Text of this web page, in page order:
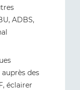
ADBS,
des
éclairer